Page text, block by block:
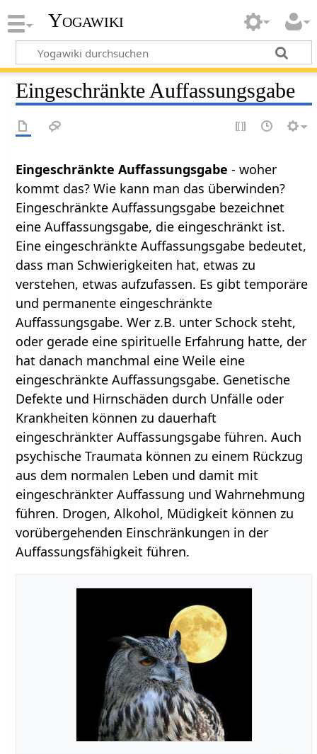
Yogawiki
Eingeschränkte Auffassungsgabe
Eingeschränkte Auffassungsgabe - woher
kommt das? Wie kann man das überwinden?
Eingeschränkte Auffassungsgabe bezeichnet
eine Auffassungsgabe, die eingeschränkt ist.
Eine eingeschränkte Auffassungsgabe bedeutet,
dass man Schwierigkeiten hat, etwas zu
verstehen, etwas aufzufassen. Es gibt temporäre
und permanente eingeschränkte
Auffassungsgabe. Wer z.B. unter Schock steht,
oder gerade eine spirituelle Erfahrung hatte, der
hat danach manchmal eine Weile eine
eingeschränkte Auffassungsgabe. Genetische
Defekte und Hirnschäden durch Unfälle oder
Krankheiten können zu dauerhaft
eingeschränkter Auffassungsgabe führen. Auch
psychische Traumata können zu einem Rückzug
aus dem normalen Leben und damit mit
eingeschränkter Auffassung und Wahrnehmung
führen. Drogen, Alkohol, Müdigkeit können zu
vorübergehenden Einschränkungen in der
Auffassungsfähigkeit führen.